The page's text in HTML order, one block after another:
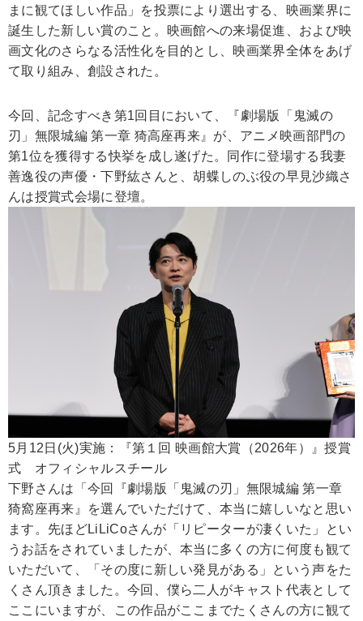
まに観てほしい作品」を投票により選出する、映画業界に
誕生した新しい賞のこと。映画館への来場促進、および映
画文化のさらなる活性化を目的とし、映画業界全体をあげ
て取り組み、創設された。
今回、記念すべき第1回目において、『劇場版「鬼滅の
刃」無限城編 第一章 猗高座再来』が、アニメ映画部門の
第1位を獲得する快挙を成し遂げた。同作に登場する我妻
善逸役の声優・下野紘さんと、胡蝶しのぶ役の早見沙織さ
んは授賞式会場に登壇。
5月12日(火)実施：『第１回 映画館大賞（2026年）』授賞
式 オフィシャルスチール
下野さんは「今回『劇場版「鬼滅の刃」無限城編 第一章
猗窩座再来』を選んでいただけて、本当に嬉しいなと思い
ます。先ほどLiLiCoさんが「リピーターが凄くいた」とい
うお話をされていましたが、本当に多くの方に何度も観て
いただいて、「その度に新しい発見がある」という声をた
くさん頂きました。今回、僕ら二人がキャスト代表として
ここにいますが、この作品がここまでたくさんの方に観て